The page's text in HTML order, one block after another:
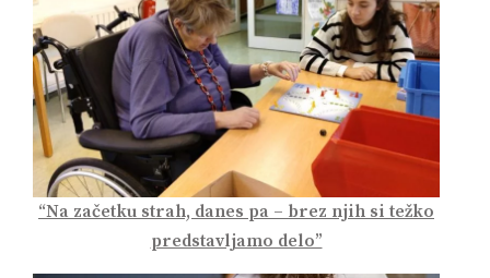
“Na začetku strah, danes pa – brez njih si težko
predstavljamo delo”